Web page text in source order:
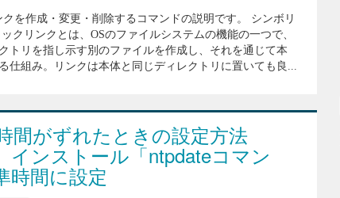
を作成・変更・削除するコマンドの説明です。 シンボリ
クリンクとは、OSのファイルシステムの機能の一つで、
トリを指し示す別のファイルを作成し、それを通じて本
仕組み。リンクは本体と同じディレクトリに置いても良...
間がずれたときの設定方法
インストール「ntpdateコマン
時間に設定